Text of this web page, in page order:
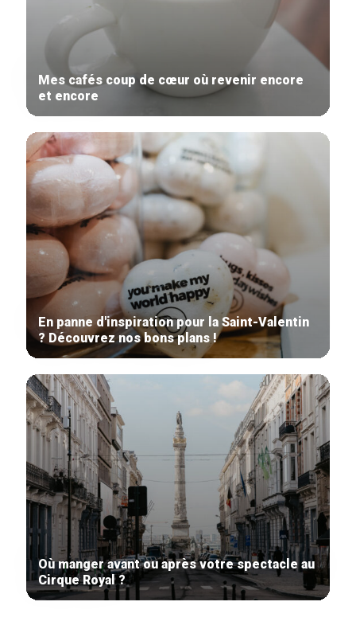
Mes cafés coup de cœur où revenir encore
et encore
En panne d'inspiration pour la Saint-Valentin
? Découvrez nos bons plans !
Où manger avant ou après votre spectacle au
Cirque Royal ?